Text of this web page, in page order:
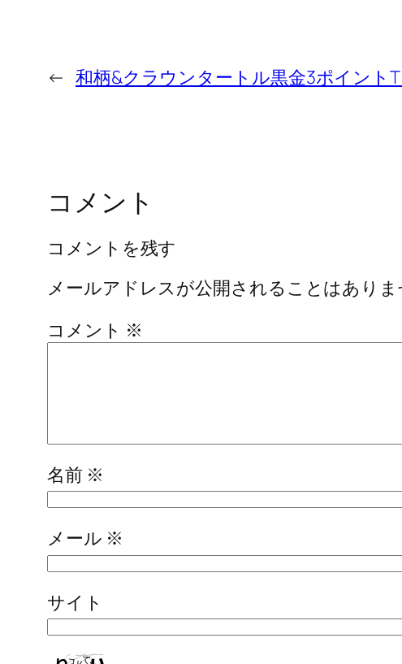
← 和柄&クラウンタートル黒金3ポイント
コメント
コメントを残す
メールアドレスが公開されることはありま
コメント ※
名前 ※
メール ※
サイト